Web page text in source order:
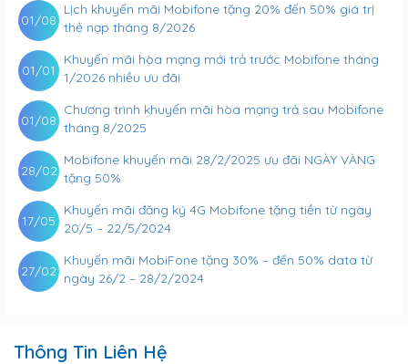
Lịch khuyến mãi Mobifone tặng 20% đến 50% giá trị
thẻ nạp tháng 8/2026
01/08
Khuyến mãi hòa mạng mới trả trước Mobifone tháng
1/2026 nhiều ưu đãi
01/01
Chương trình khuyến mãi hòa mạng trả sau Mobifone
tháng 8/2025
01/08
Mobifone khuyến mãi 28/2/2025 ưu đãi NGÀY VÀNG
tặng 50%
28/02
Khuyến mãi đăng ký 4G Mobifone tặng tiền từ ngày
20/5 – 22/5/2024
17/05
Khuyến mãi MobiFone tặng 30% – đến 50% data từ
ngày 26/2 – 28/2/2024
27/02
Thông Tin Liên Hệ